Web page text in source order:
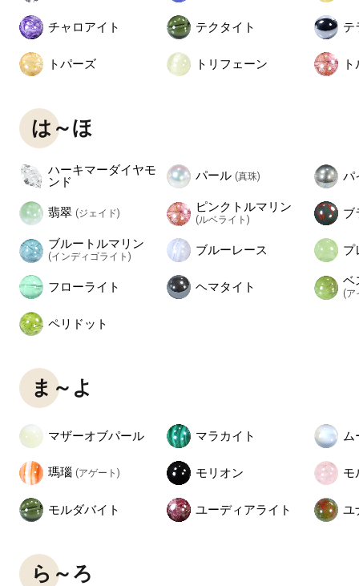
チャロアイト テクタイト テ
トパーズ トリフェーン
は～ほ
ハーキマーダイヤモ
ンド
パール (真珠) パ
翡翠 (ジェイド) ピンクトルマリン
(ルベライト) ブ
ブルートルマリン
(インディゴライト) ブルーレース プ
フローライト ヘマタイト ベ
(ア
ペリドット
ま～よ
マザーオブパール マラカイト
瑪瑙 (アゲート) モリオン モ
モルダバイト ユーディアライト ユ
ら～ろ